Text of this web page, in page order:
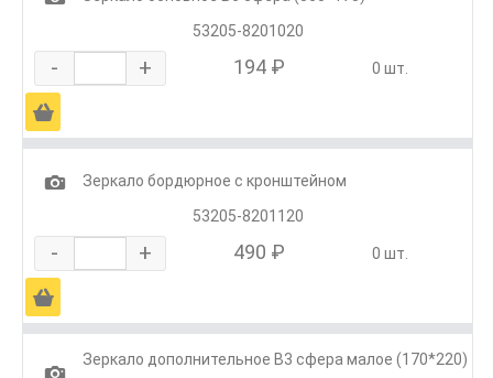
53205-8201020
- + 194 ₽ 0 шт.
Ä
1
Зеркало бордюрное с кронштейном
53205-8201120
- + 490 ₽ 0 шт.
Ä
1
Зеркало дополнительное В3 сфера малое (170*220)